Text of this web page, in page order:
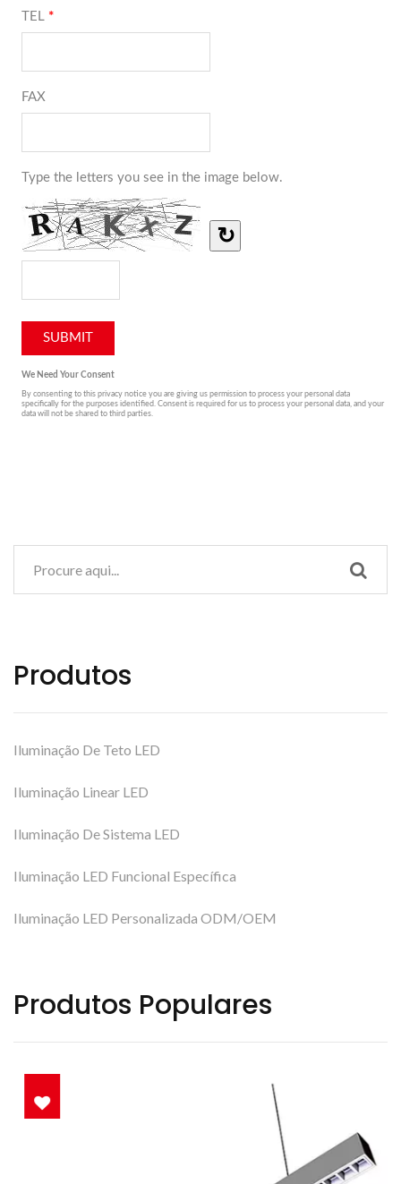
Produtos
Iluminação De Teto LED
Iluminação Linear LED
Iluminação De Sistema LED
Iluminação LED Funcional Específica
Iluminação LED Personalizada ODM/OEM
Produtos Populares